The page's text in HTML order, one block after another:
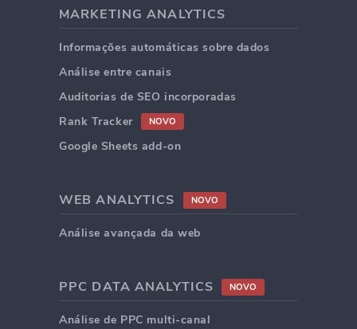
MARKETING ANALYTICS
Informações automáticas sobre dados
Análise entre canais
Auditorias de SEO incorporadas
Rank Tracker
NOVO
Google Sheets add-on
WEB ANALYTICS NOVO
Análise avançada da web
PPC DATA ANALYTICS NOVO
Análise de PPC multi-canal